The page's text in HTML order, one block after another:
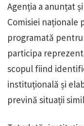
Agenția a anunțat
Comisiei naționale
programată
participa
scopul fiind
instituțională și
prevină situații